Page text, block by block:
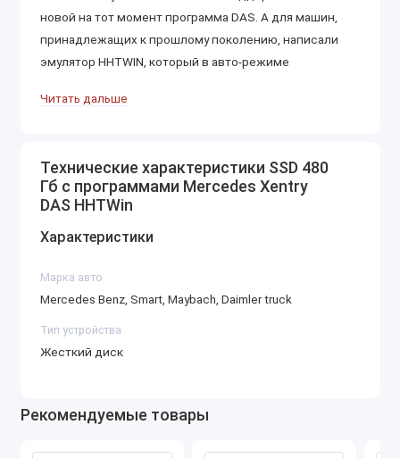
новой на тот момент программа DAS. А для машин,
принадлежащих к прошлому поколению, написали
эмулятор HHTWIN, который в авто-режиме
установка программы даже на новые Windows 10 x64
словно он открывается из DAS сам.
Этот товар мы доставляем в течение 5 дней после
внесения 50%-й оплаты.
необходимого
Читать дальше
Технические характеристики SSD 480
Гб с программами Mercedes Xentry
DAS HHTWin
Характеристики
Марка авто
Mercedes Benz, Smart, Maybach, Daimler truck
Тип устройства
Жесткий диск
Рекомендуемые товары